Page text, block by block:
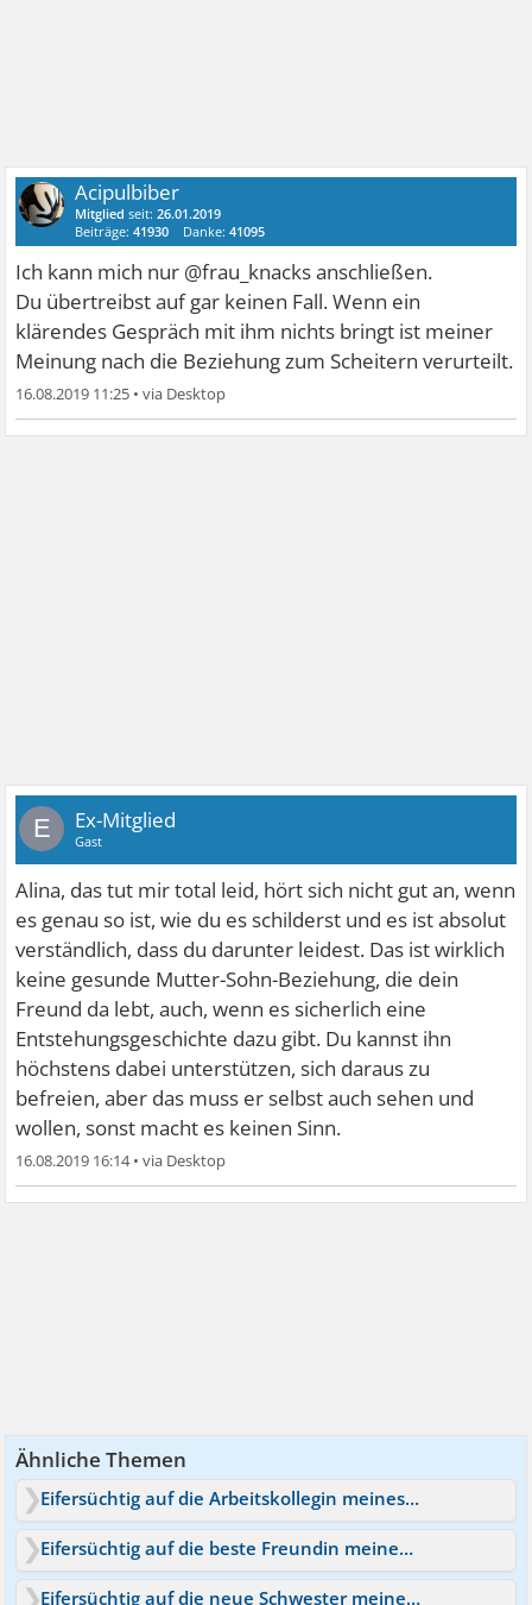
Acipulbiber
Mitglied seit:26.01.2019
Beiträge:41930 Danke:41095
Ich kann mich nur @frau_knacks anschließen.
Du übertreibst auf gar keinen Fall. Wenn ein
klärendes Gespräch mit ihm nichts bringt ist meiner
Meinung nach die Beziehung zum Scheitern verurteilt.
16.08.2019 11:25 •
E Ex-Mitglied
Gast
Alina, das tut mir total leid, hört sich nicht gut an, wenn
es genau so ist, wie du es schilderst und es ist absolut
verständlich, dass du darunter leidest. Das ist wirklich
keine gesunde Mutter-Sohn-Beziehung, die dein
Freund da lebt, auch, wenn es sicherlich eine
Entstehungsgeschichte dazu gibt. Du kannst ihn
höchstens dabei unterstützen, sich daraus zu
befreien, aber das muss er selbst auch sehen und
wollen, sonst macht es keinen Sinn.
16.08.2019 16:14•
Ähnliche Themen
Eifersüchtig auf die Arbeitskollegin meines Freundes
Eifersüchtig auf die beste Freundin meines Freundes
Eifersüchtig auf die neue Schwester meines Freundes